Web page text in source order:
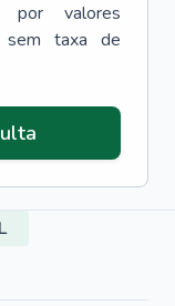
por valores
sem taxa de